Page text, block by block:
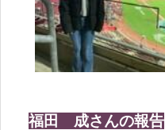
福田 成さんの報告